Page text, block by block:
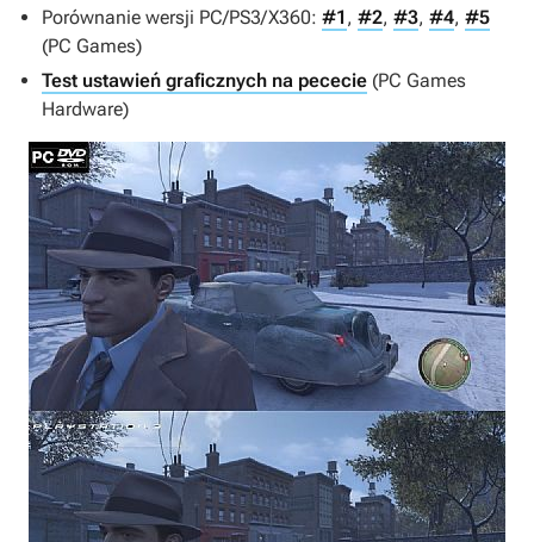
Porównanie wersji PC/PS3/X360: #1 , #2, #3, #4, #5
(PC Games)
Test ustawień graficznych na pececie (PC Games
Hardware)